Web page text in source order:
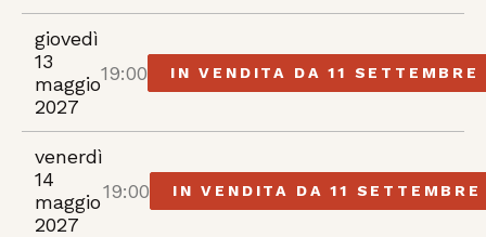
giovedì
13
maggio
2027
19:00 IN VENDITA DA 11 SETTEMBRE
venerdì
14
maggio
2027
19:00 IN VENDITA DA 11 SETTEMBRE